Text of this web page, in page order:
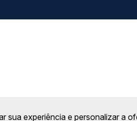
sua experiência e personalizar a